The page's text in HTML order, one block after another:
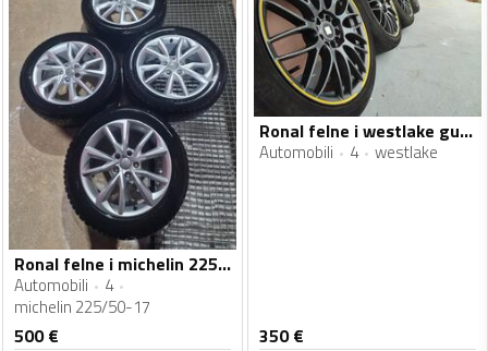
Ronal felne i michelin 225/50-17 gume
Automobili
4
michelin 225/50-17
500€
Ronal felne i westlake gume
Automobili 4 westlake
350€